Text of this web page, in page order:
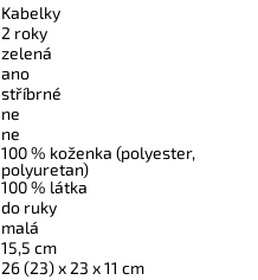
Kabelky
2 roky
zelená
ano
stříbrné
ne
ne
100 % koženka (polyester,
polyuretan)
100 % látka
do ruky
malá
15,5 cm
26 (23) x 23 x 11 cm